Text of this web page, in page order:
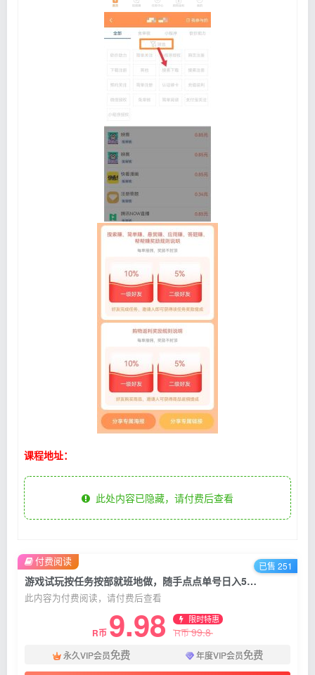
课程地址：
此处内容已隐藏，请付费后查看
游戏试玩按任务按部就班地做，随手点点单号日入50+，可多号操作
此内容为付费阅读，请付费后查看
R币 9.98 限时特惠
R币99.8
永久VIP会员免费 年度VIP会员免费
付费阅读 已售 251